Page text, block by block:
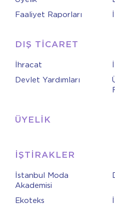
Faaliyet Raporları
DIŞ TİCARET
İhracat
Devlet Yardımları
ÜYELİK
İŞTİRAKLER
İstanbul Moda
Akademisi
Ekoteks